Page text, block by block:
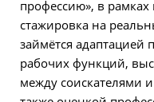
профессию», в рамках
стажировка на
займётся адаптацией
рабочих функций,
между соискателями